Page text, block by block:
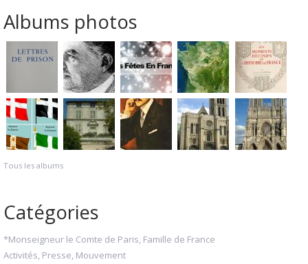
Albums photos
Tous les albums
Catégories
*Monseigneur le Comte de Paris, Famille de France
Activités, Presse, Mouvement